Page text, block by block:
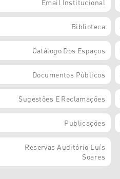
Email Institucional
Biblioteca
Catálogo Dos Espaços
Documentos Públicos
Sugestões E Reclamações
Publicações
Reservas Auditório Luís
Soares